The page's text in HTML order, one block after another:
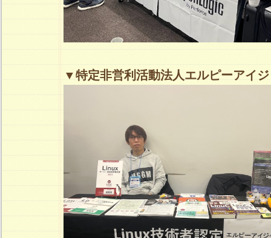
▼特定非営利活動法人エルピーアイ